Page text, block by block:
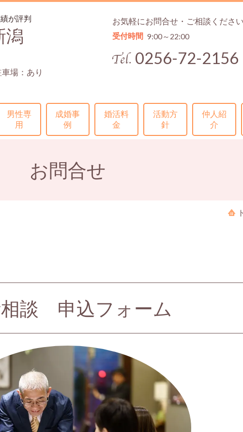
が評判
潟
場：あり
お気軽にお問合せ・ご相談ください
受付時間 9:00～22:00
0256-72-2156
男性専
用
成婚事
例
婚活料
金
活動方
針
仲人紹
介
お問合せ
談 申込フォーム